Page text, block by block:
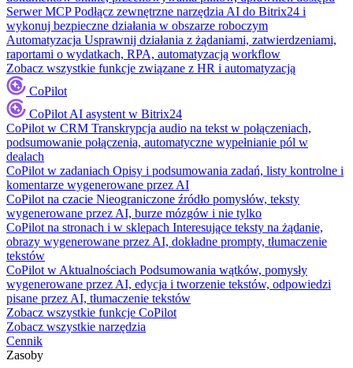
Serwer MCP Podłącz zewnętrzne narzędzia AI do Bitrix24 i
wykonuj bezpieczne działania w obszarze roboczym
Automatyzacja Usprawnij działania z żądaniami, zatwierdzeniami,
raportami o wydatkach, RPA, automatyzacją workflow
Zobacz wszystkie funkcje związane z HR i automatyzacją
CoPilot
CoPilot AI asystent w Bitrix24
CoPilot w CRM Transkrypcja audio na tekst w połączeniach,
podsumowanie połączenia, automatyczne wypełnianie pól w
dealach
CoPilot w zadaniach Opisy i podsumowania zadań, listy kontrolne i
komentarze wygenerowane przez AI
CoPilot na czacie Nieograniczone źródło pomysłów, teksty
wygenerowane przez AI, burze mózgów i nie tylko
CoPilot na stronach i w sklepach Interesujące teksty na żądanie,
obrazy wygenerowane przez AI, dokładne prompty, tłumaczenie
tekstów
CoPilot w Aktualnościach Podsumowania wątków, pomysły
wygenerowane przez AI, edycja i tworzenie tekstów, odpowiedzi
pisane przez AI, tłumaczenie tekstów
Zobacz wszystkie funkcje CoPilot
Zobacz wszystkie narzędzia
Cennik
Zasoby